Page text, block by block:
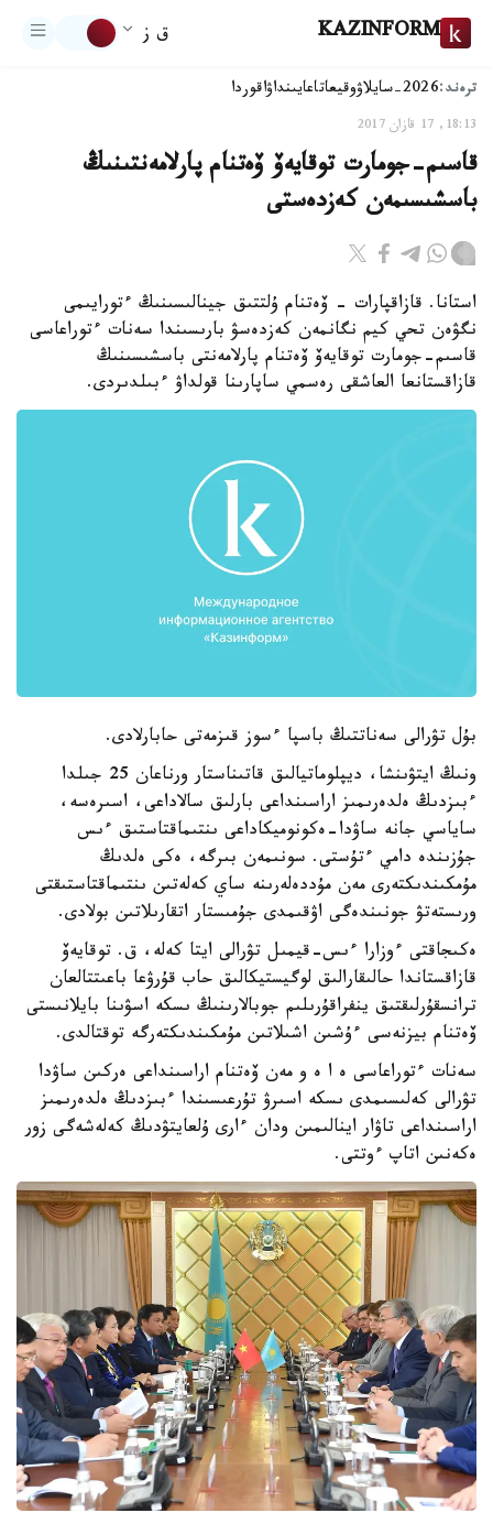
KAZINFORM ق ز
ترەند:2026-سايلاۋ وقيعاتاعايىنداۋاقوردا
18:13, 17 قازان 2017
قاسىم-جومارت توقايەۆ ۆەتنام پارلامەنتىنىڭ
باسشىسىمەن كەزدەستى
استانا. قازاقپارات - ۆەتنام ۇلتتىق جينالىسىنىڭ ءتورايىمى
نگۋەن تحي كيم نگانمەن كەزدەسۋ بارىسىندا سەنات ءتوراعاسى
قاسىم-جومارت توقايەۆ ۆەتنام پارلامەنتى باسشىسىنىڭ
قازاقستانعا العاشقى رەسمي ساپارىنا قولداۋ ءبىلدىردى.
بۇل تۋرالى سەناتتىڭ باسپا ءسوز قىزمەتى حابارلادى.
ونىڭ ايتۋىنشا، ديپلوماتيالىق قاتىناستار ورناعان 25 جىلدا
ءبىزدىڭ ەلدەرىمىز اراسىنداعى بارلىق سالاداعى، اسىرەسە،
ساياسي جانە ساۋدا-ەكونوميكاداعى ىنتىماقتاستىق ءىس
جۇزىندە دامي ءتۇستى. سونىمەن بىرگە، ەكى ەلدىڭ
مۇمكىندىكتەرى مەن مۇددەلەرىنە ساي كەلەتىن ىنتىماقتاستىقتى
ورىستەتۋ جونىندەگى اۋقىمدى جۇمىستار اتقارىلاتىن بولادى.
ەكىجاقتى ءوزارا ءىس-قيمىل تۋرالى ايتا كەلە، ق. توقايەۆ
قازاقستاندا حالىقارالىق لوگيستيكالىق حاب قۇرۋعا باعىتتالعان
ترانسقۇرلىقتىق ينفراقۇرىلىم جوبالارىنىڭ ىسكە اسۋىنا بايلانىستى
ۆەتنام بيزنەسى ءۇشىن اشىلاتىن مۇمكىندىكتەرگە توقتالدى.
سەنات ءتوراعاسى ە ا ە و مەن ۆەتنام اراسىنداعى ەركىن ساۋدا
تۋرالى كەلىسىمدى ىسكە اسىرۋ تۇرعىسىندا ءبىزدىڭ ەلدەرىمىز
اراسىنداعى تاۋار اينالىمىن ودان ءارى ۇلعايتۋدىڭ كەلەشەگى زور
ەكەنىن اتاپ ءوتتى.